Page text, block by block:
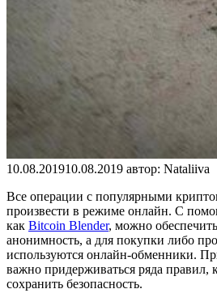
10.08.201910.08.2019 автор: Nataliiva
Все операции с популярными
произвести в режиме онлайн. С
как Bitcoin Blender, можно
анонимность, а для покупки либо
используются онлайн-обменники.
важно придерживаться ряда правил,
сохранить безопасность.